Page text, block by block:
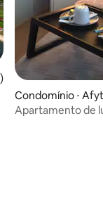
avaliação média de
Condomínio ⋅
Apartamento de